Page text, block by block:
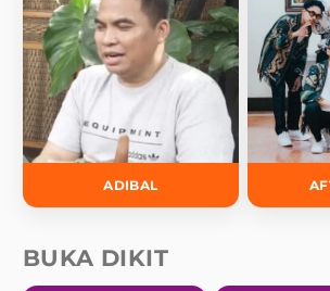
ADIBAL
BUKA DIKIT